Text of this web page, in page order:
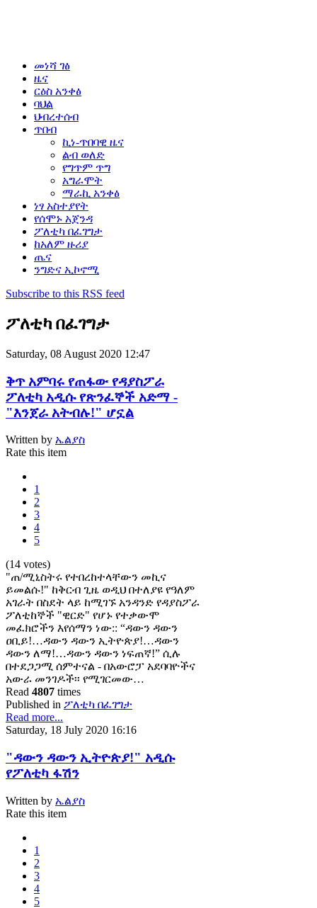
መነሻ ገፅ
ዜና
ርዕስ አንቀፅ
ባህል
ህብረተሰብ
ጥበብ
ኪነ-ጥበባዊ ዜና
ልብ ወለድ
የግጥም ጥግ
አግራሞት
ማራኪ አንቀፅ
ነፃ አስተያየት
የሰሞኑ አጀንዳ
ፖለቲካ በፈገግታ
ከአለም ዙሪያ
ጤና
ንግድና ኢኮኖሚ
Subscribe to this RSS feed
ፖለቲካ በፈገግታ
Saturday, 08 August 2020 12:47
ቅጥ አምባሩ የጠፋው የዳያስፖራ
ፖለቲካ አዲሱ የጽንፈኞች አድማ -
"እንጀራ አትብሉ!" ሆኗል
Written by ኤልያስ
Rate this item
1
2
3
4
5
(14 votes)
"ጠ/ሚኒስትሩ የተበረከተላቸውን መኪና
ይመልሱ!" ከቅርብ ጊዜ ወዲህ በተለያዩ የዓለም
አገራት በስደት ላይ ከሚገኙ አንዳንድ የዳያስፖራ
ፖለቲከኞች "ዊርድ" የሆኑ የተቃውሞ
መፈክሮችን እየሰማን ነው:: “ዳውን ዳውን
ዐቢይ!…ዳውን ዳውን ኢትዮጵያ!…ዳውን
ዳውን ለማ!…ዳውን ዳውን ነፍጠኛ!” ሲሉ
በተደጋጋሚ ሰምተናል - በአውሮፓ አደባባዮችና
አውራ መንገዶች፡፡ የሚገርመው…
Read 4807 times
Published in ፖለቲካ በፈገግታ
Read more...
Saturday, 18 July 2020 16:16
"ዳውን ዳውን ኢትዮጵያ!" አዲሱ
የፖለቲካ ፋሽን
Written by ኤልያስ
Rate this item
1
2
3
4
5